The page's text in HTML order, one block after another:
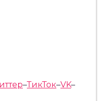
–ТикТок–VK–